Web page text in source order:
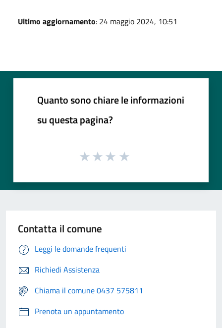
Ultimo aggiornamento: 24 maggio 2024, 10:51
Quanto sono chiare le informazioni
su questa pagina?
Contatta il comune
Leggi le domande frequenti
Richiedi Assistenza
Chiama il comune 0437 575811
Prenota un appuntamento